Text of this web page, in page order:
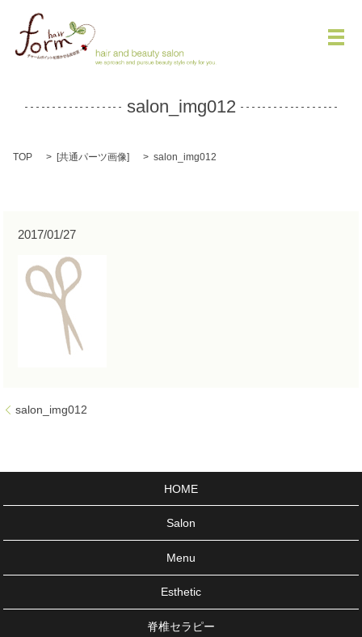
メ
salon_img012
TOP [共通パーツ画像] salon_img012
2017/01/27
salon_img012
HOME
Salon
Menu
Esthetic
脊椎セラピー